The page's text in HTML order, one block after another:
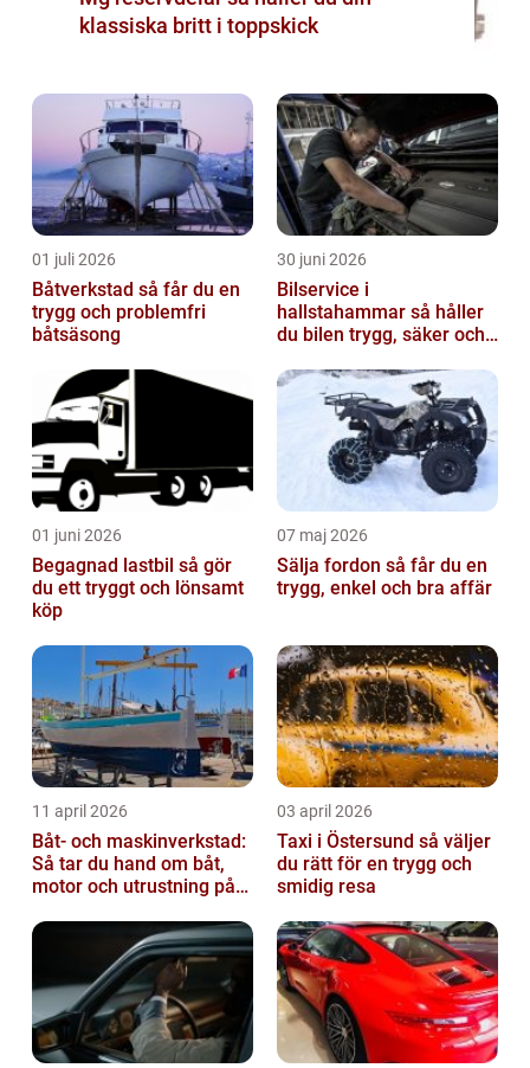
klassiska britt i toppskick
01 juli 2026
Båtverkstad så får du en
trygg och problemfri
båtsäsong
30 juni 2026
Bilservice i
hallstahammar så håller
du bilen trygg, säker och
01 juni 2026
Begagnad lastbil så gör
du ett tryggt och lönsamt
köp
07 maj 2026
Sälja fordon så får du en
trygg, enkel och bra affär
11 april 2026
Båt- och maskinverkstad:
Så tar du hand om båt,
motor och utrustning på
03 april 2026
Taxi i Östersund så väljer
du rätt för en trygg och
smidig resa